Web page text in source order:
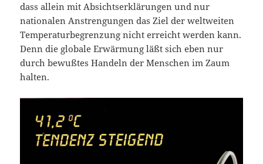
dass allein mit Absichtserklärungen und nur
nationalen Anstrengungen das Ziel der weltweiten
Temperaturbegrenzung nicht erreicht werden kann.
Denn die globale Erwärmung läßt sich eben nur
durch bewußtes Handeln der Menschen im Zaum
halten.